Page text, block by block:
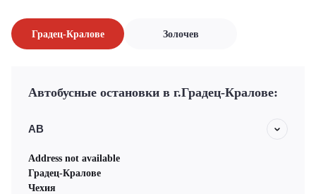
Градец-Кралове Золочев
Автобусные остановки в г.Градец-Кралове:
АВ
Address not available
Градец-Кралове
Чехия